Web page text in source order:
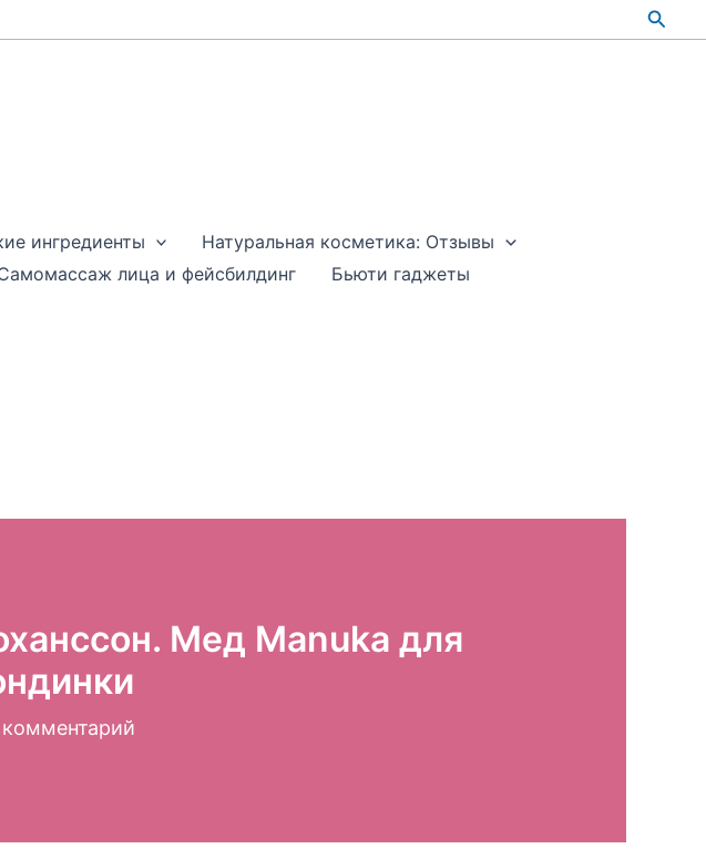
Поиск
ингредиенты
Натуральная косметика: Отзывы
лица и фейсбилдинг
Бьюти гаджеты
Мед Manuka для
комментарий